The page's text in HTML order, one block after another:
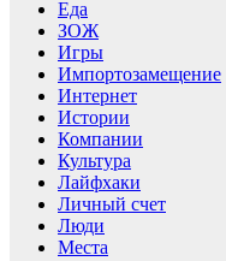
Еда
ЗОЖ
Игры
Импортозамещение
Интернет
Истории
Компании
Культура
Лайфхаки
Личный счет
Люди
Места